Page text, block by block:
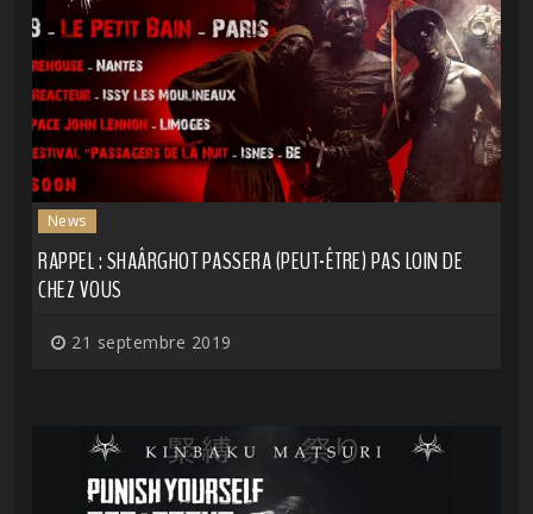
News
RAPPEL : SHAÂRGHOT PASSERA (PEUT-ÊTRE) PAS LOIN DE
CHEZ VOUS
21 septembre 2019